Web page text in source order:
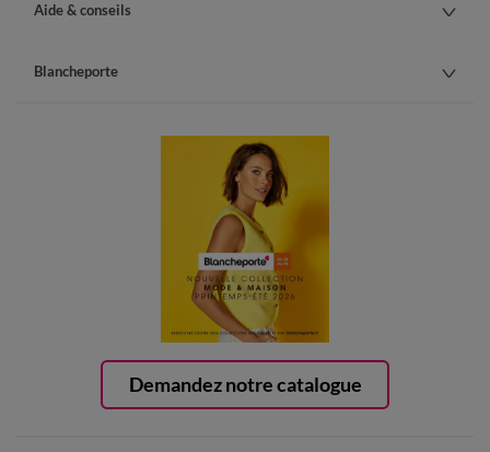
Demandez notre catalogue
Aide & conseils
Blancheporte